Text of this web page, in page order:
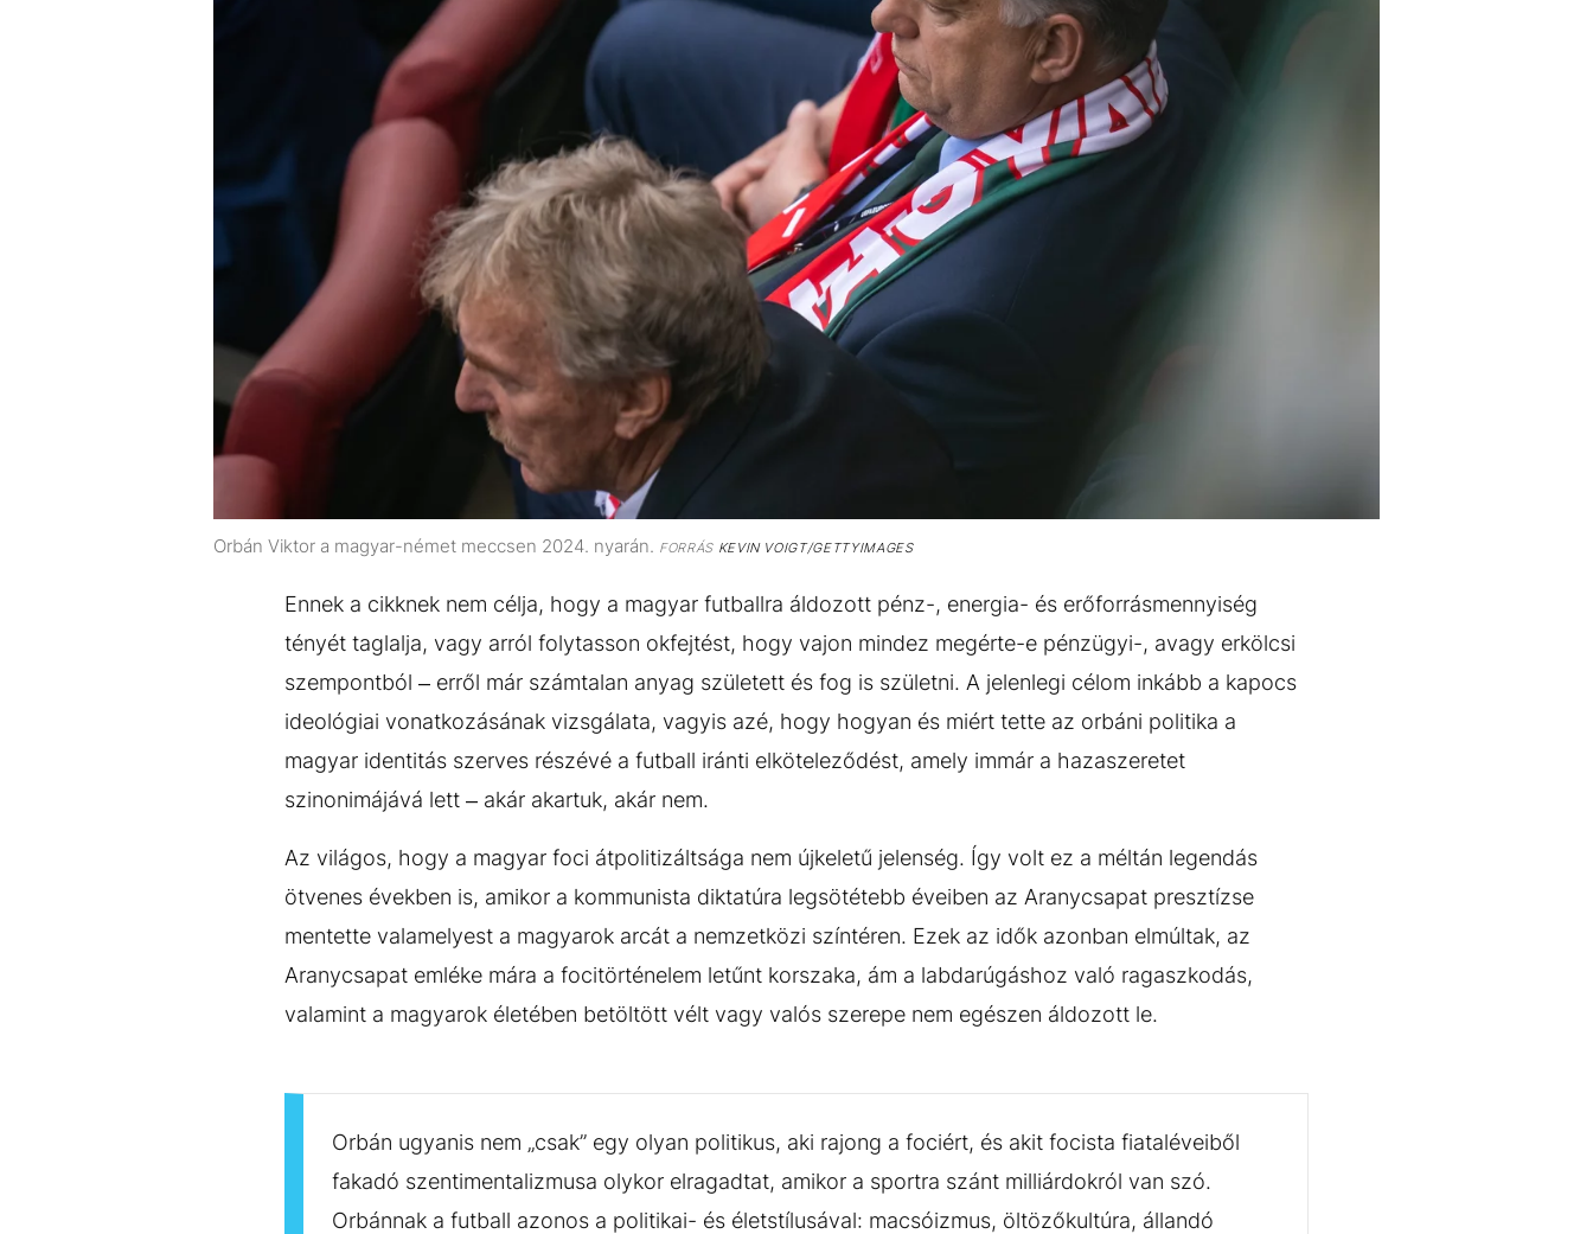
Orbán Viktor a magyar-német meccsen 2024. nyarán. FORRÁSKEVIN VOIGT/GETTYIMAGES
Ennek a cikknek nem célja, hogy a magyar futballra áldozott pénz-, energia- és erőforrásmennyiség
tényét taglalja, vagy arról folytasson okfejtést, hogy vajon mindez megérte-e pénzügyi-, avagy erkölcsi
szempontból – erről már számtalan anyag született és fog is születni. A jelenlegi célom inkább a kapocs
ideológiai vonatkozásának vizsgálata, vagyis azé, hogy hogyan és miért tette az orbáni politika a
magyar identitás szerves részévé a futball iránti elköteleződést, amely immár a hazaszeretet
szinonimájává lett – akár akartuk, akár nem.
Az világos, hogy a magyar foci átpolitizáltsága nem újkeletű jelenség. Így volt ez a méltán legendás
ötvenes években is, amikor a kommunista diktatúra legsötétebb éveiben az Aranycsapat presztízse
mentette valamelyest a magyarok arcát a nemzetközi színtéren. Ezek az idők azonban elmúltak, az
Aranycsapat emléke mára a focitörténelem letűnt korszaka, ám a labdarúgáshoz való ragaszkodás,
valamint a magyarok életében betöltött vélt vagy valós szerepe nem egészen áldozott le.
Orbán ugyanis nem „csak” egy olyan politikus, aki rajong a fociért, és akit focista fiataléveiből
fakadó szentimentalizmusa olykor elragadtat, amikor a sportra szánt milliárdokról van szó.
Orbánnak a futball azonos a politikai- és életstílusával: macsóizmus, öltözőkultúra, állandó